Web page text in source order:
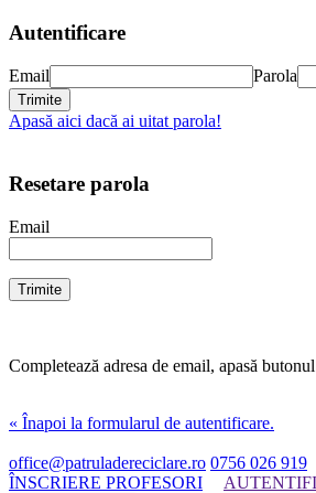
Autentificare
Email Parola
Apasă aici dacă ai uitat parola!
Resetare parola
Email
Completează adresa de email, apasă butonul
« Înapoi la formularul de autentificare.
office@patruladereciclare.ro 0756 026 919
ÎNSCRIERE PROFESORI